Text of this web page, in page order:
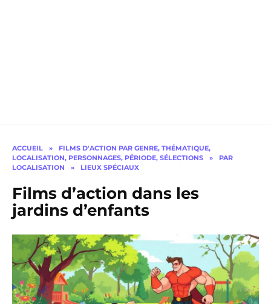
ACCUEIL »
FILMS D'ACTION PAR GENRE, THÉMATIQUE,
LOCALISATION, PERSONNAGES, PÉRIODE, SÉLECTIONS
»
PAR
LOCALISATION
» LIEUX SPÉCIAUX
Films d’action dans les
jardins d’enfants